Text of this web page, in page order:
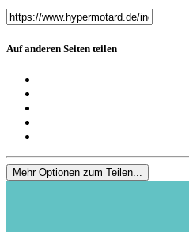
Auf anderen Seiten teilen
Mehr Optionen zum Teilen...